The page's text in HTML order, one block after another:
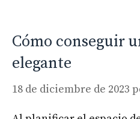
Cómo conseguir
elegante
18 de diciembre de 2023